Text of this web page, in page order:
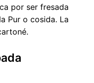
por ser fresada
Pur o cosida. La